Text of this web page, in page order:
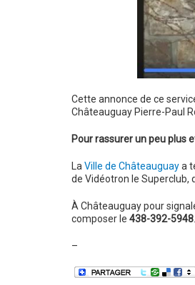
Cette annonce de ce
Châteauguay Pierre-Paul
Pour rassurer un peu plus
LaVille de Châteauguaya
de Vidéotron le Superclub,
À Châteauguay pour
composer le 438-392-5948.
–